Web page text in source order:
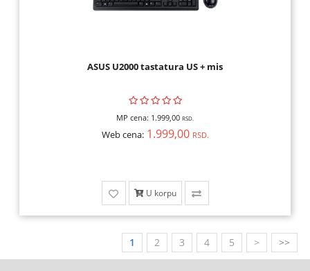
ASUS U2000 tastatura US + mis
MP cena: 1.999,00 RSD.
Web cena: 1.999,00 RSD.
U korpu
1 2 3 4 5 > >>